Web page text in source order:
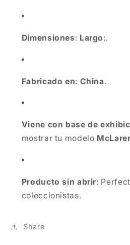
Dimensiones: Largo:.
Fabricado en: China.
Viene con base de
mostrar tu modelo
Producto sin abrir:
coleccionistas.
Share